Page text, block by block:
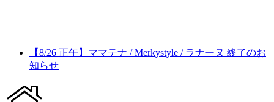
【8/26 正午】ママテナ / Merkystyle / ラナーヌ 終了のお
知らせ